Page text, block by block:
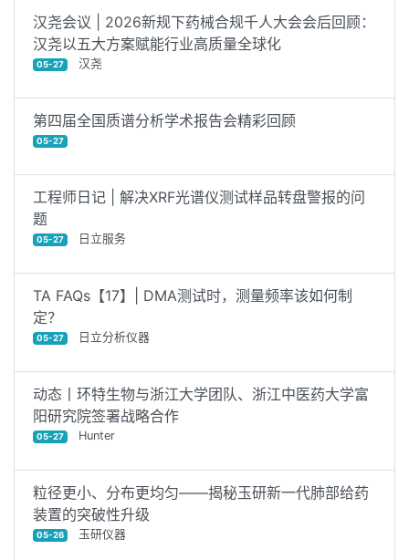
汉尧会议 | 2026新规下药械合规千人大会会后回顾：
汉尧以五大方案赋能行业高质量全球化‌
05-27 汉尧
第四届全国质谱分析学术报告会精彩回顾
05-27
工程师日记 | 解决XRF光谱仪测试样品转盘警报的问
题
05-27 日立服务
TA FAQs【17】| DMA测试时，测量频率该如何制
定？
05-27 日立分析仪器
动态丨环特生物与浙江大学团队、浙江中医药大学富
阳研究院签署战略合作
05-27 Hunter
粒径更小、分布更均匀——揭秘玉研新一代肺部给药
装置的突破性升级
05-26 玉研仪器